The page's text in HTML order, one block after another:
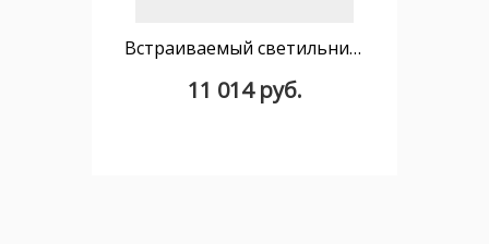
Встраиваемый светильник Bat Round Lineal LED 2.2W 4000K Серый 10lm
11 014 руб.